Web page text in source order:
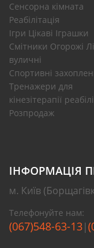
Сенсорна кімната
Реабілітація
Ігри Цікаві Іграшки
Смітники Огорожі
вуличні
Спортивні
Тренажери для
кінезітерапії
Розпродаж
ІНФОРМАЦІЯ
м. Київ
Телефонуйте нам:
(067)548-63-13|